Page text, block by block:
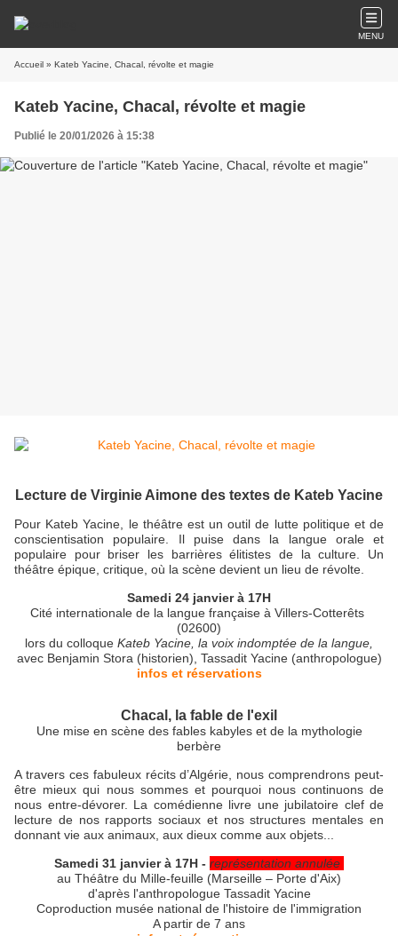
MENU
Accueil » Kateb Yacine, Chacal, révolte et magie
Kateb Yacine, Chacal, révolte et magie
Publié le 20/01/2026 à 15:38
Lecture de Virginie Aimone des textes de Kateb Yacine
Pour Kateb Yacine, le théâtre est un outil de lutte politique et de
conscientisation populaire. Il puise dans la langue orale et
populaire pour briser les barrières élitistes de la culture. Un
théâtre épique, critique, où la scène devient un lieu de révolte.
Samedi 24 janvier à 17H
Cité internationale de la langue française à Villers-Cotterêts
(02600)
lors du colloque Kateb Yacine, la voix indomptée de la langue,
avec Benjamin Stora (historien), Tassadit Yacine (anthropologue)
infos et réservations
Chacal, la fable de l'exil
Une mise en scène des fables kabyles et de la mythologie
berbère
A travers ces fabuleux récits d’Algérie, nous comprendrons peut-
être mieux qui nous sommes et pourquoi nous continuons de
nous entre-dévorer. La comédienne livre une jubilatoire clef de
lecture de nos rapports sociaux et nos structures mentales en
donnant vie aux animaux, aux dieux comme aux objets...
Samedi 31 janvier à 17H - représentation annulée
au Théâtre du Mille-feuille (Marseille – Porte d'Aix)
d'après l'anthropologue Tassadit Yacine
Coproduction musée national de l'histoire de l'immigration
A partir de 7 ans